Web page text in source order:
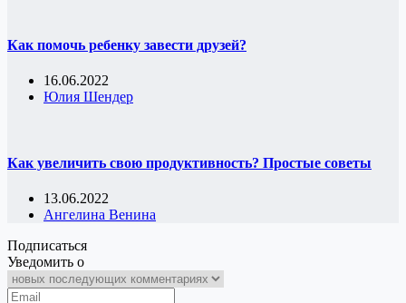
Как помочь ребенку завести друзей?
16.06.2022
Юлия Шендер
Как увеличить свою продуктивность? Простые советы
13.06.2022
Ангелина Венина
Подписаться
Уведомить о